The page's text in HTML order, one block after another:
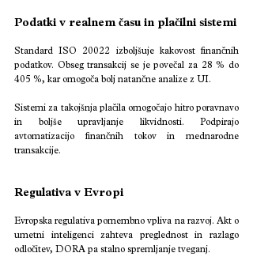
Podatki v realnem času in plačilni sistemi
Standard ISO 20022 izboljšuje kakovost finančnih
podatkov. Obseg transakcij se je povečal za 28 % do
405 %, kar omogoča bolj natančne analize z UI.
Sistemi za takojšnja plačila omogočajo hitro poravnavo
in boljše upravljanje likvidnosti. Podpirajo
avtomatizacijo finančnih tokov in mednarodne
transakcije.
Regulativa v Evropi
Evropska regulativa pomembno vpliva na razvoj. Akt o
umetni inteligenci zahteva preglednost in razlago
odločitev, DORA pa stalno spremljanje tveganj.